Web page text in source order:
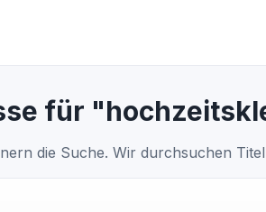
für
die Suche. Wir durchsuchen